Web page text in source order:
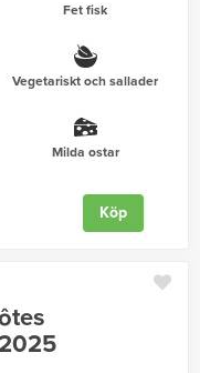
Fet fisk
Vegetariskt och sallader
Milda ostar
Köp